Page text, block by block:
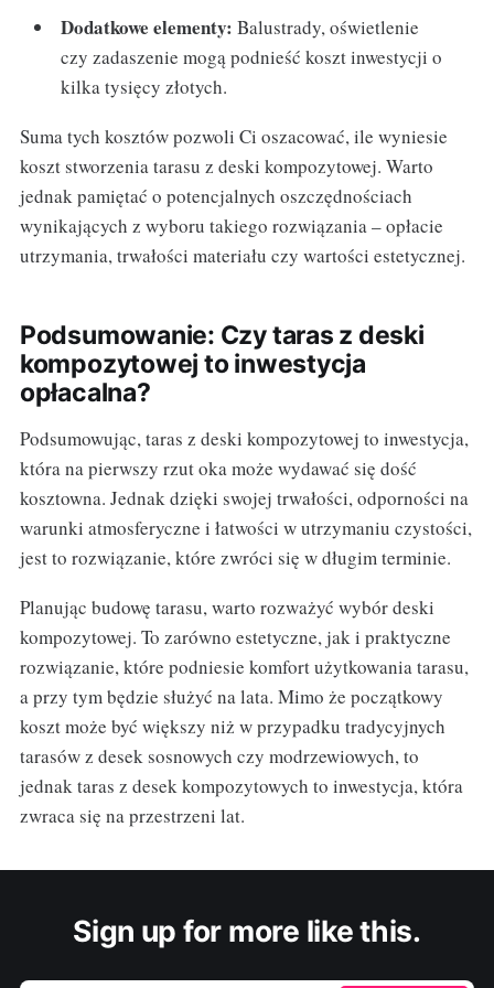
Dodatkowe elementy: Balustrady, oświetlenie
czy zadaszenie mogą podnieść koszt inwestycji o
kilka tysięcy złotych.
Suma tych kosztów pozwoli Ci oszacować, ile wyniesie
koszt stworzenia tarasu z deski kompozytowej. Warto
jednak pamiętać o potencjalnych oszczędnościach
wynikających z wyboru takiego rozwiązania – opłacie
utrzymania, trwałości materiału czy wartości estetycznej.
Podsumowanie: Czy taras z deski
kompozytowej to inwestycja
opłacalna?
Podsumowując, taras z deski kompozytowej to inwestycja,
która na pierwszy rzut oka może wydawać się dość
kosztowna. Jednak dzięki swojej trwałości, odporności na
warunki atmosferyczne i łatwości w utrzymaniu czystości,
jest to rozwiązanie, które zwróci się w długim terminie.
Planując budowę tarasu, warto rozważyć wybór deski
kompozytowej. To zarówno estetyczne, jak i praktyczne
rozwiązanie, które podniesie komfort użytkowania tarasu,
a przy tym będzie służyć na lata. Mimo że początkowy
koszt może być większy niż w przypadku tradycyjnych
tarasów z desek sosnowych czy modrzewiowych, to
jednak taras z desek kompozytowych to inwestycja, która
zwraca się na przestrzeni lat.
Sign up for more like this.